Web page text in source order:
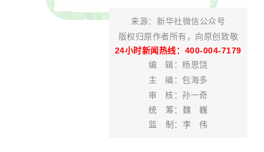
来源：新华社微信公众号
版权归原作者所有，向原创致敬
24小时新闻热线：400-004-7179
编 辑：杨思饶
主 编：包海多
审 核：孙一奇
统 筹： 魏 巍
监 制：李 伟